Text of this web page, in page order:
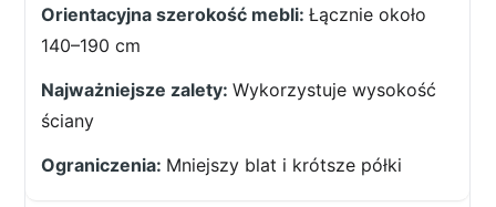
Łącznie około
140–190 cm
Wykorzystuje wysokość
ściany
Mniejszy blat i krótsze półki